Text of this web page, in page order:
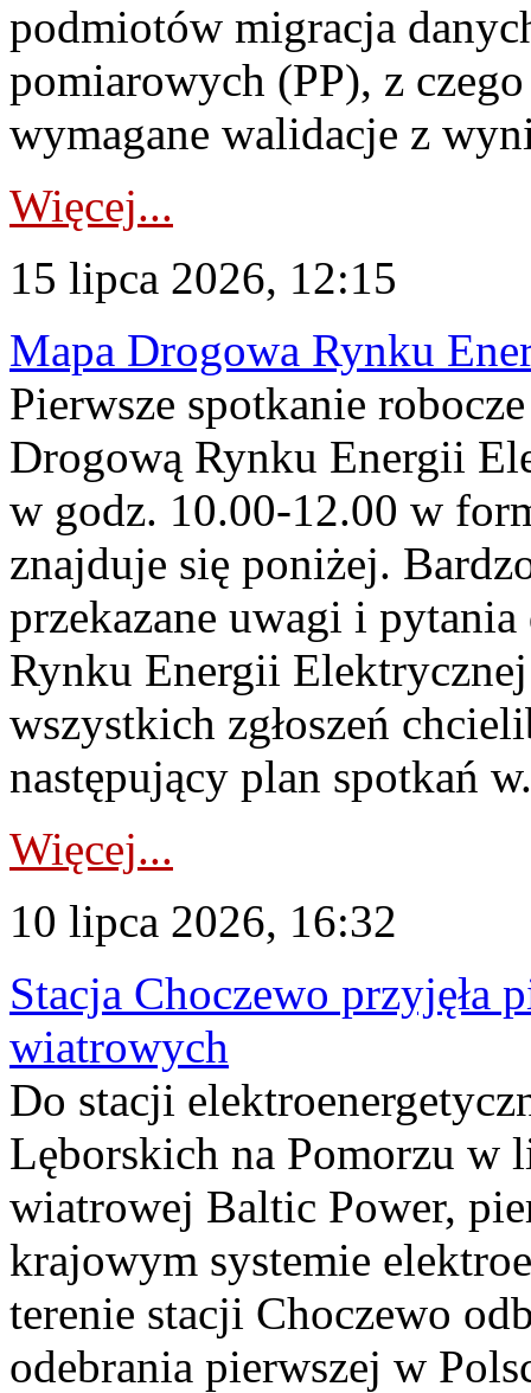
podmiotów migracja
pomiarowych (PP), z
wymagane walidacje z
Więcej...
15 lipca 2026, 12:15
Mapa Drogowa Rynku
Pierwsze spotkanie
Drogową Rynku Energii
w godz. 10.00-12.00 w
znajduje się poniżej.
przekazane uwagi i
Rynku Energii
wszystkich zgłoszeń
następujący plan spotkań
Więcej...
10 lipca 2026, 16:32
Stacja Choczewo przyjęła
wiatrowych
Do stacji
Lęborskich na Pomorzu w
wiatrowej Baltic Power,
krajowym systemie
terenie stacji Choczewo
odebrania pierwszej w